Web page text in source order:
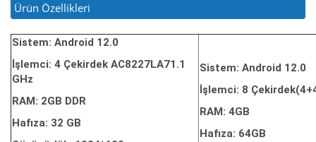
Ürün Özellikleri
Sistem: Android 12.0
İşlemci: 4 Çekirdek AC8227LA71.1
GHz
RAM: 2GB DDR
Hafıza: 32 GB
Sistem: Android 12.0
İşlemci: 8
RAM: 4GB
Hafıza: 64GB